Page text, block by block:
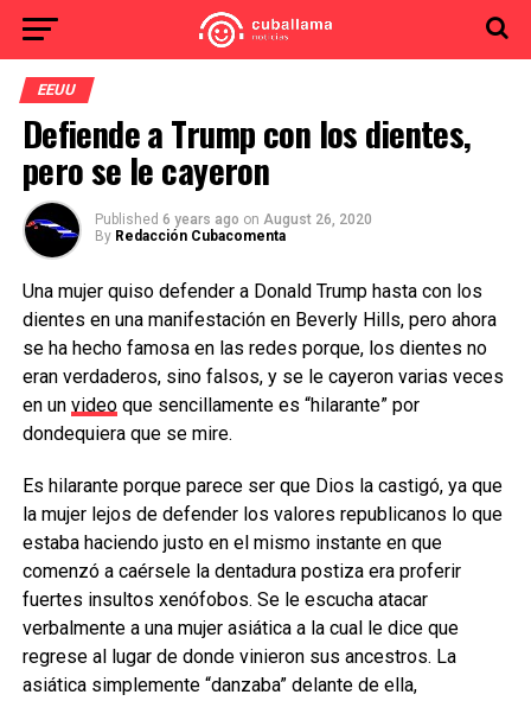
EEUU
Defiende a Trump con los dientes,
pero se le cayeron
Published 6 years ago on August 26, 2020
By Redacción Cubacomenta
Una mujer quiso defender a Donald Trump hasta con los
dientes en una manifestación en Beverly Hills, pero ahora
se ha hecho famosa en las redes porque, los dientes no
eran verdaderos, sino falsos, y se le cayeron varias veces
en un videoque sencillamente es “hilarante” por
dondequiera que se mire.
Es hilarante porque parece ser que Dios la castigó, ya que
la mujer lejos de defender los valores republicanos lo que
estaba haciendo justo en el mismo instante en que
comenzó a caérsele la dentadura postiza era proferir
fuertes insultos xenófobos. Se le escucha atacar
verbalmente a una mujer asiática a la cual le dice que
regrese al lugar de donde vinieron sus ancestros. La
asiática simplemente “danzaba” delante de ella,